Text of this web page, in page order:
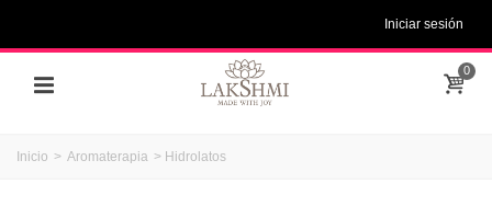
Iniciar sesión
0
Inicio > Aromaterapia > Hidrolatos